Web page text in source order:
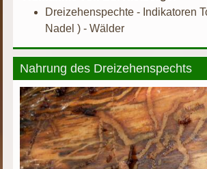
Dreizehenspechte - Indikatoren
Nadel ) - Wälder
Nahrung des Dreizehenspechts